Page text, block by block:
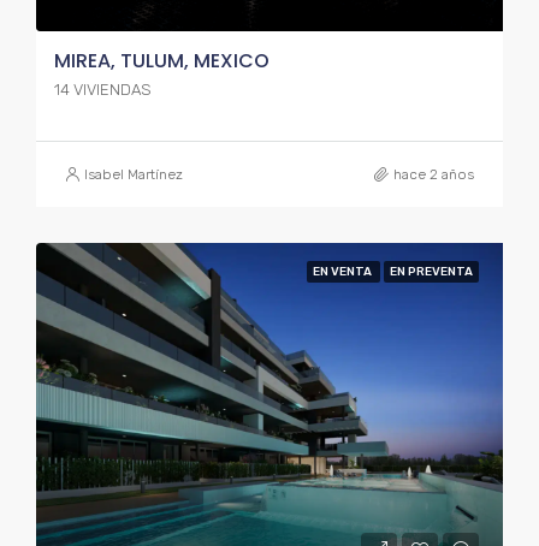
MIREA, TULUM, MEXICO
14 VIVIENDAS
Isabel Martínez hace 2 años
EN VENTA EN PREVENTA